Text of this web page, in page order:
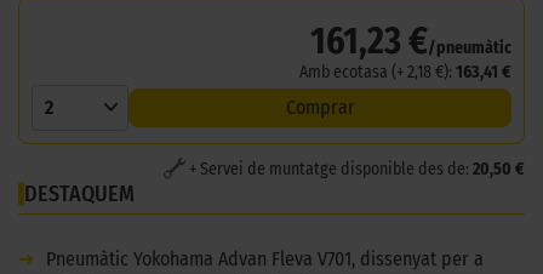
161,23 €/pneumàtic
Amb ecotasa (+ 2,18 €): 163,41 €
2 Comprar
+ Servei de muntatge disponible des de: 20,50 €
DESTAQUEM
➜
Pneumàtic Yokohama Advan Fleva V701, dissenyat per a